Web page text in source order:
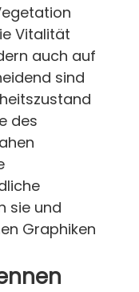
Vitalität
auch auf
sind
des
sie und
Graphiken